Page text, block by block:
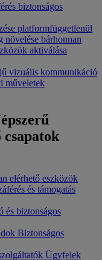
biztonságos
platformfüggetlenül
növelése bárhonnan
aktiválása
vizuális kommunikáció
műveletek
csapatok
elérhető eszközök
és támogatás
és biztonságos
Biztonságos
Ügyfelek